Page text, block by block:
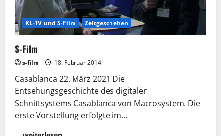
KL-TV und S-Film Zeitgeschehen
S-Film
s-film 18. Februar 2014
Casablanca 22. März 2021 Die
Entsehungsgeschichte des digitalen
Schnittsystems Casablanca von Macrosystem. Die
erste Vorstellung erfolgte im...